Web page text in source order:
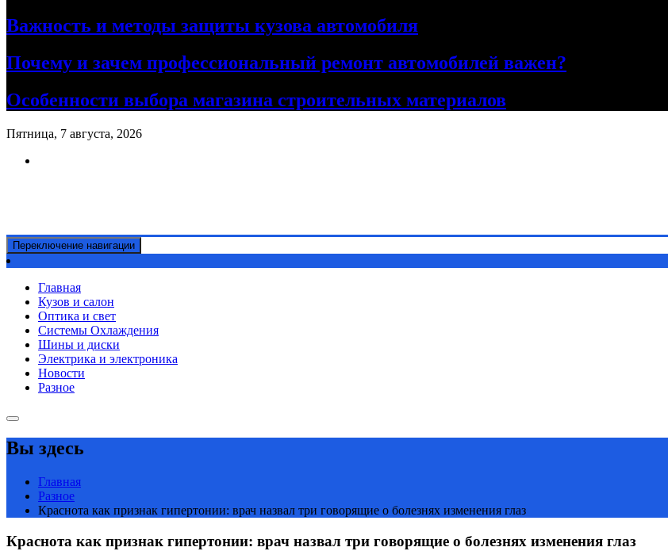
Важность и методы защиты кузова автомобиля
Почему и зачем профессиональный ремонт автомобилей важен?
Особенности выбора магазина строительных материалов
Пятница, 7 августа, 2026
Переключение навигации
Главная
Кузов и салон
Оптика и свет
Системы Охлаждения
Шины и диски
Электрика и электроника
Новости
Разное
Вы здесь
Главная
Разное
Краснота как признак гипертонии: врач назвал три говорящие о болезнях изменения глаз
Краснота как признак гипертонии: врач назвал три говорящие о болезнях изменения глаз